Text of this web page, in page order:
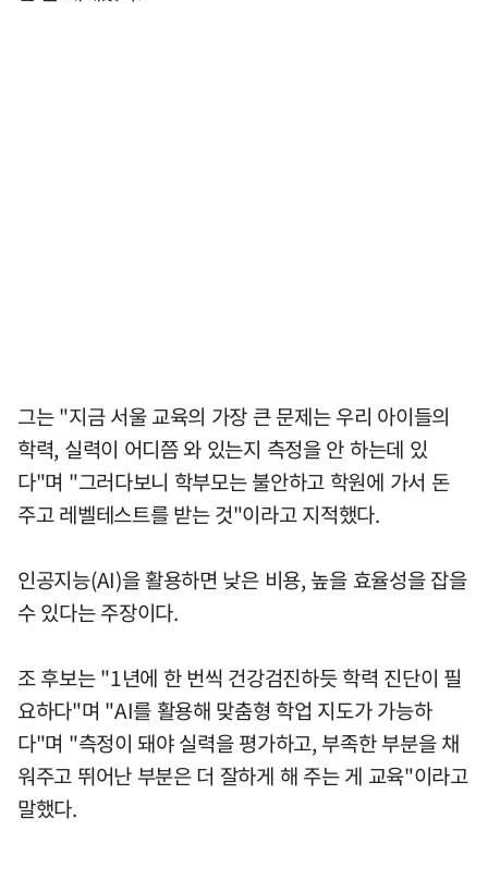
그는 "지금 서울 교육의 가장 큰 문제는 우리 아이들의
학력, 실력이 어디쯤 와 있는지 측정을 안 하는데 있
다"며 "그러다보니 학부모는 불안하고 학원에 가서 돈
주고 레벨테스트를 받는 것"이라고 지적했다.
인공지능(AI)을 활용하면 낮은 비용, 높을 효율성을 잡을
수 있다는 주장이다.
조 후보는 "1년에 한 번씩 건강검진하듯 학력 진단이 필
요하다"며 "AI를 활용해 맞춤형 학업 지도가 가능하
다"며 "측정이 돼야 실력을 평가하고, 부족한 부분을 채
워주고 뛰어난 부분은 더 잘하게 해 주는 게 교육"이라고
말했다.